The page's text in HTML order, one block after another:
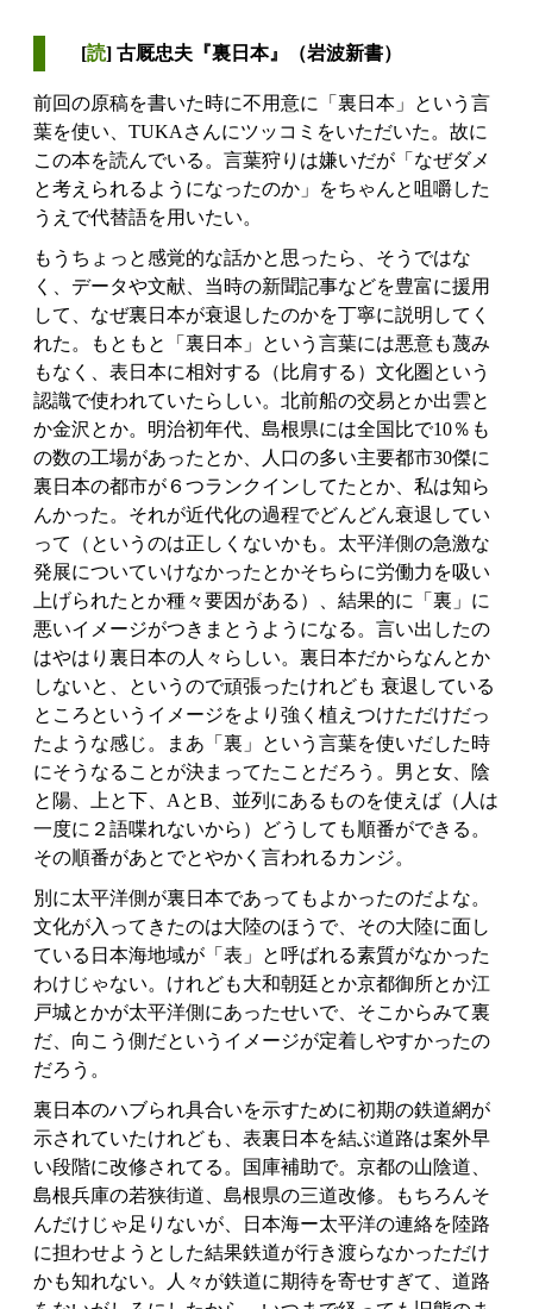
[読] 古厩忠夫『裏日本』（岩波新書）
前回の原稿を書いた時に不用意に「裏日本」という言
葉を使い、TUKAさんにツッコミをいただいた。故に
この本を読んでいる。言葉狩りは嫌いだが「なぜダメ
と考えられるようになったのか」をちゃんと咀嚼した
うえで代替語を用いたい。
もうちょっと感覚的な話かと思ったら、そうではな
く、データや文献、当時の新聞記事などを豊富に援用
して、なぜ裏日本が衰退したのかを丁寧に説明してく
れた。もともと「裏日本」という言葉には悪意も蔑み
もなく、表日本に相対する（比肩する）文化圏という
認識で使われていたらしい。北前船の交易とか出雲と
か金沢とか。明治初年代、島根県には全国比で10％も
の数の工場があったとか、人口の多い主要都市30傑に
裏日本の都市が６つランクインしてたとか、私は知ら
んかった。それが近代化の過程でどんどん衰退してい
って（というのは正しくないかも。太平洋側の急激な
発展についていけなかったとかそちらに労働力を吸い
上げられたとか種々要因がある）、結果的に「裏」に
悪いイメージがつきまとうようになる。言い出したの
はやはり裏日本の人々らしい。裏日本だからなんとか
しないと、というので頑張ったけれども 衰退している
ところというイメージをより強く植えつけただけだっ
たような感じ。まあ「裏」という言葉を使いだした時
にそうなることが決まってたことだろう。男と女、陰
と陽、上と下、AとB、並列にあるものを使えば（人は
一度に２語喋れないから）どうしても順番ができる。
その順番があとでとやかく言われるカンジ。
別に太平洋側が裏日本であってもよかったのだよな。
文化が入ってきたのは大陸のほうで、その大陸に面し
ている日本海地域が「表」と呼ばれる素質がなかった
わけじゃない。けれども大和朝廷とか京都御所とか江
戸城とかが太平洋側にあったせいで、そこからみて裏
だ、向こう側だというイメージが定着しやすかったの
だろう。
裏日本のハブられ具合いを示すために初期の鉄道網が
示されていたけれども、表裏日本を結ぶ道路は案外早
い段階に改修されてる。国庫補助で。京都の山陰道、
島根兵庫の若狭街道、島根県の三道改修。もちろんそ
んだけじゃ足りないが、日本海ー太平洋の連絡を陸路
に担わせようとした結果鉄道が行き渡らなかっただけ
かも知れない。人々が鉄道に期待を寄せすぎて、道路